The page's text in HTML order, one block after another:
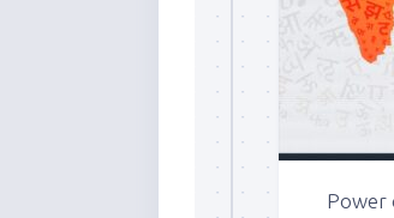
Power